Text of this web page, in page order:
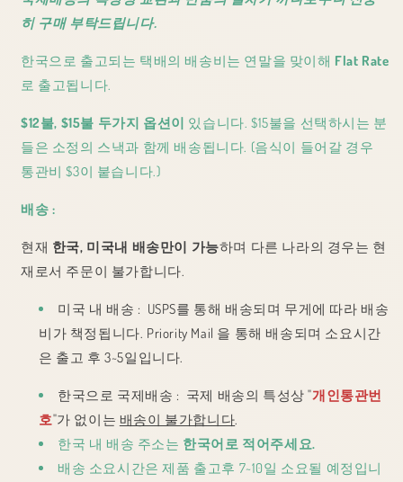
히 구매 부탁드립니다.
한국으로 출고되는 택배의 배송비는 연말을 맞이해 Flat Rate
로 출고됩니다.
$12불, $15불 두가지 옵션이 있습니다. $15불을 선택하시는 분
들은 소정의 스낵과 함께 배송됩니다. (음식이 들어갈 경우
통관비 $3이 붙습니다.)
배송 :
현재 한국, 미국내 배송만이 가능하며 다른 나라의 경우는 현
재로서 주문이 불가합니다.
미국 내 배송 : USPS를 통해 배송되며 무게에 따라 배송
비가 책정됩니다. Priority Mail 을 통해 배송되며 소요시간
은 출고 후 3~5일입니다.
한국으로 국제배송 : 국제 배송의 특성상 "개인통관번
호"가 없이는 배송이 불가합니다.
한국 내 배송 주소는 한국어로 적어주세요.
배송 소요시간은 제품 출고후 7~10일 소요될 예정입니